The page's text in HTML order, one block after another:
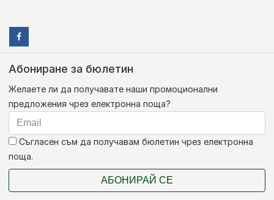
Абониране за бюлетин
Желаете ли да получавате наши промоционални
предложения чрез електронна поща?
Съгласен съм да получавам бюлетин чрез електронна
поща.
АБОНИРАЙ СЕ